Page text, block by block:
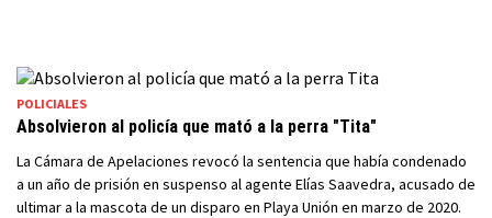
POLICIALES
Absolvieron al policía que mató a la perra "Tita"
La Cámara de Apelaciones revocó la sentencia que había condenado
a un año de prisión en suspenso al agente Elías Saavedra, acusado de
ultimar a la mascota de un disparo en Playa Unión en marzo de 2020.